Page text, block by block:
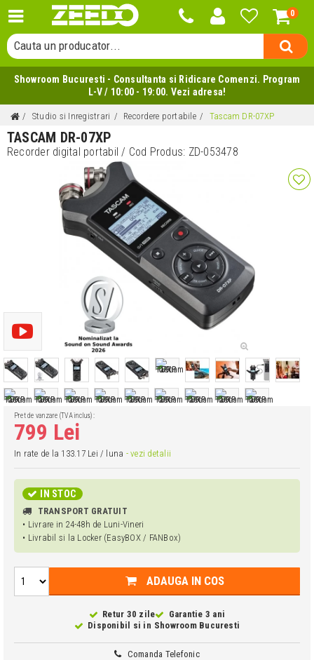
0
Cauta o categorie...
Cauta un producator...
Cauta un produs...
Showroom Bucuresti - Consultanta si Ridicare Comenzi. Program
L-V / 10:00 - 19:00. Vezi adresa!
Studio si Inregistrari Recordere portabile Tascam DR-07XP
TASCAM DR-07XP
Recorder digital portabil/ Cod Produs: ZD-053478
Pret de vanzare (TVA inclus):
799 Lei
In rate de la 133.17 Lei / luna - vezi detalii
IN STOC
TRANSPORT GRATUIT
• Livrare in 24-48h de Luni-Vineri
• Livrabil si la Locker (EasyBOX / FANBox)
ADAUGA IN COS
Retur 30 zile
Garantie 3 ani
Disponibil si in Showroom Bucuresti
Comanda Telefonic